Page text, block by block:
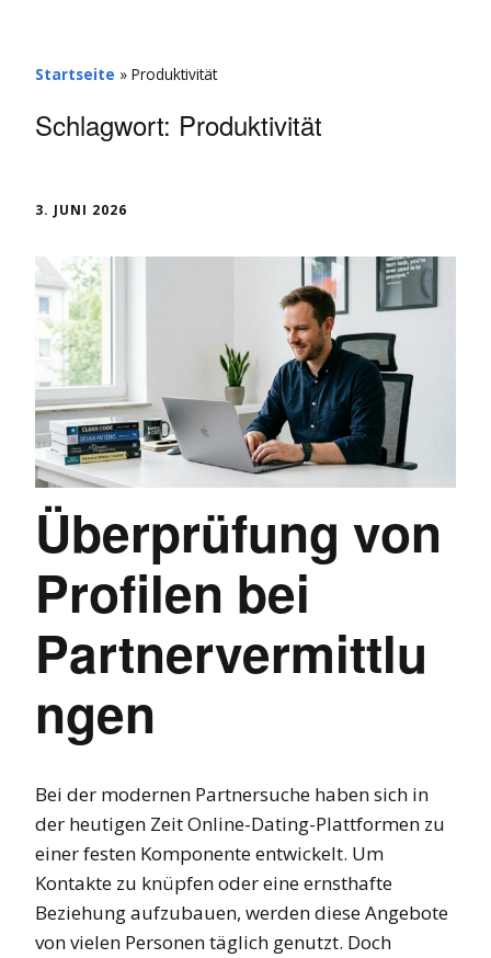
Startseite » Produktivität
Schlagwort: Produktivität
3. JUNI 2026
Überprüfung von
Profilen bei
Partnervermittlu
ngen
Bei der modernen Partnersuche haben sich in
der heutigen Zeit Online-Dating-Plattformen zu
einer festen Komponente entwickelt. Um
Kontakte zu knüpfen oder eine ernsthafte
Beziehung aufzubauen, werden diese Angebote
von vielen Personen täglich genutzt. Doch